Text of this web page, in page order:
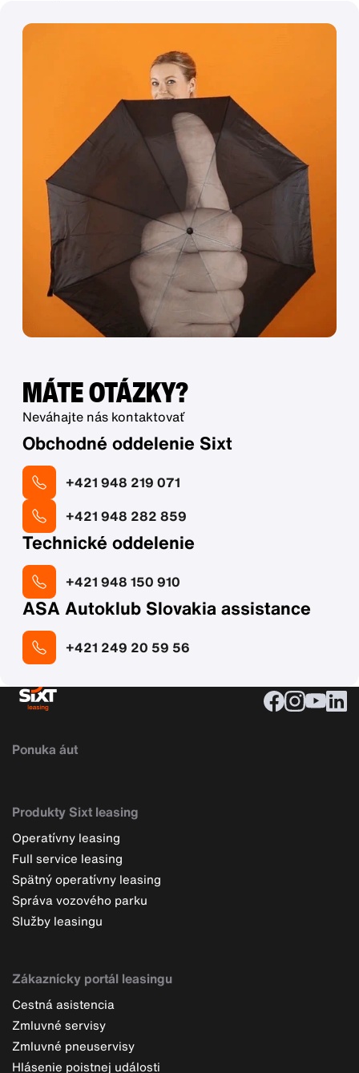
MÁTE OTÁZKY?
Neváhajte nás kontaktovať
Obchodné oddelenie Sixt
+421 948 219 071
+421 948 282 859
Technické oddelenie
+421 948 150 910
ASA Autoklub Slovakia assistance
+421 249 20 59 56
Ponuka áut
Produkty Sixt leasing
Operatívny leasing
Full service leasing
Spätný operatívny leasing
Správa vozového parku
Služby leasingu
Zákaznícky portál leasingu
Cestná asistencia
Zmluvné servisy
Zmluvné pneuservisy
Hlásenie poistnej události